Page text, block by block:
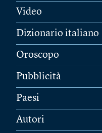
Video
Dizionario italiano
Oroscopo
Pubblicità
Paesi
Autori